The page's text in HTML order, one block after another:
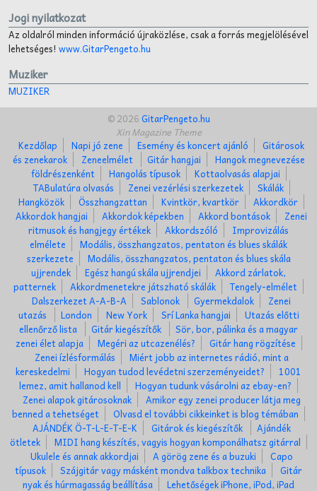
Jogi nyilatkozat
Az oldalról minden információ újraközlése, csak a forrás megjelölésével
lehetséges! www.GitarPengeto.hu
Muziker
MUZIKER
© 2026GitarPengeto.hu
Xin Magazine Theme
Kezdőlap
Napi jó zene Esemény és koncert ajánló
Gitárosok
és zenekarok
Zeneelmélet Gitár hangjai
Hangok megnevezése
földrészenként
Hangolás típusok
Kottaolvasás alapjai
TABulatúra olvasás
Zenei vezérlési szerkezetek
Skálák
Hangközök
Összhangzattan Kvintkör, kvartkör
Akkordkör
Akkordok hangjai
Akkordok képekben Akkord bontások
Zenei
ritmusok és hangjegy értékek
Akkordszóló
Improvizálás
elmélete
Modális, összhangzatos, pentaton és blues skálák
szerkezete
Modális, összhangzatos, pentaton és blues skála
ujjrendek
Egész hangú skála ujjrendjei
Akkord zárlatok,
patternek
Akkordmenetekre játszható skálák
Tengely-elmélet
Dalszerkezet A-A-B-A
Sablonok Gyermekdalok
Zenei
utazás
London New York Srí Lanka hangjai
Utazás előtti
ellenőrző lista
Gitár kiegészítők
Sör, bor, pálinka és a magyar
zenei élet alapja
Megéri az utcazenélés?
Gitár hang rögzítése
Zenei ízlésformálás
Miért jobb az internetes rádió, mint a
kereskedelmi
Hogyan tudod levédetni szerzeményeidet?
1001
lemez, amit hallanod kell
Hogyan tudunk vásárolni az ebay-en?
Zenei alapok gitárosoknak
Amikor egy zenei producer látja meg
benned a tehetséget
Olvasd el további cikkeinket is blog témában
AJÁNDÉK Ö-T-L-E-T-E-K
Gitárok és kiegészítők
Ajándék
ötletek
MIDI hang készítés, vagyis hogyan komponálhatsz gitárral
Ukulele és annak akkordjai
A görög zene és a buzuki
Capo
típusok
Szájgitár vagy másként mondva talkbox technika
Gitár
nyak és húrmagasság beállítása
Lehetőségek iPhone, iPod, iPad